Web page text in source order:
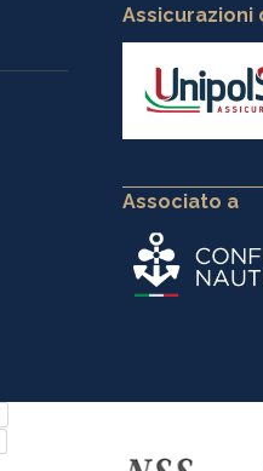
Assicurazioni
Associato a